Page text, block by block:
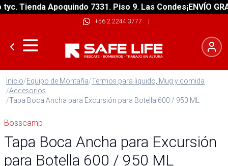
Tienda Apoquindo 7331. Piso 9. Las Condes¡ENVÍO
+56 2 2244 3777 |
Inicio/Equipo de Montaña/Termos para liquido, Mug y comida
/Accesorios
/Tapa Boca Ancha para Excursión para Botella 600 / 950 ML
Bosscamp
Tapa Boca Ancha para Excursión
para Botella 600 / 950 ML